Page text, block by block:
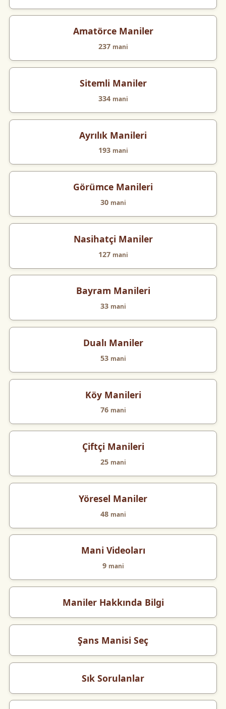
Amatörce Maniler
237 mani
Sitemli Maniler
334 mani
Ayrılık Manileri
193 mani
Görümce Manileri
30 mani
Nasihatçi Maniler
127 mani
Bayram Manileri
33 mani
Dualı Maniler
53 mani
Köy Manileri
76 mani
Çiftçi Manileri
25 mani
Yöresel Maniler
48 mani
Mani Videoları
9 mani
Maniler Hakkında Bilgi
Şans Manisi Seç
Sık Sorulanlar